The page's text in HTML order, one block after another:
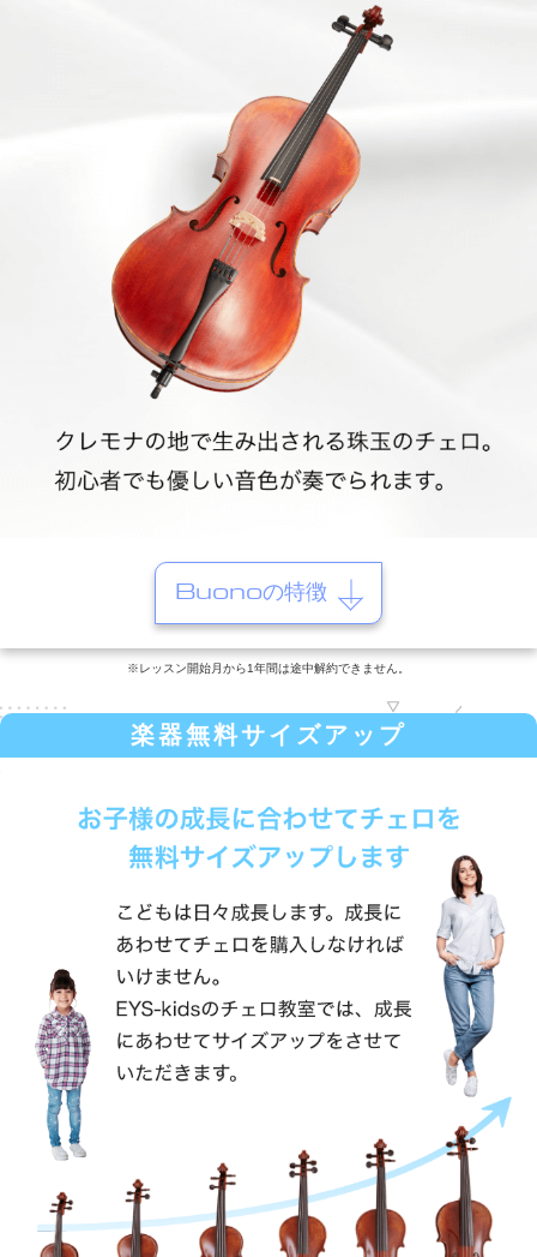
Buonoの特徴
※レッスン開始月から1年間は途中解約できません。
楽器無料サイズアップ